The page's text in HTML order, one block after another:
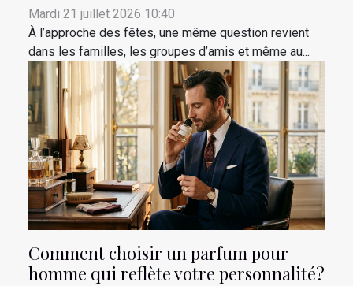
Mardi 21 juillet 2026 10:40
À l’approche des fêtes, une même question revient
dans les familles, les groupes d’amis et même au...
Comment choisir un parfum pour
homme qui reflète votre personnalité?